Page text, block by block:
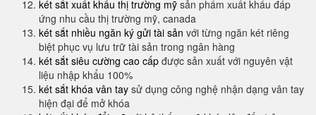
két sắt xuất khẩu thị trường mỹ sản phẩm xuất khẩu đáp
ứng nhu cầu thị trường mỹ, canada
két sắt nhiều ngăn ký gửi tài sản với từng ngăn két riêng
biệt phục vụ lưu trữ tài sản trong ngân hàng
két sắt siêu cường cao cấp được sản xuất với nguyên vật
liệu nhập khẩu 100%
két sắt khóa vân tay sử dụng công nghệ nhận dạng vân tay
hiện đại để mở khóa